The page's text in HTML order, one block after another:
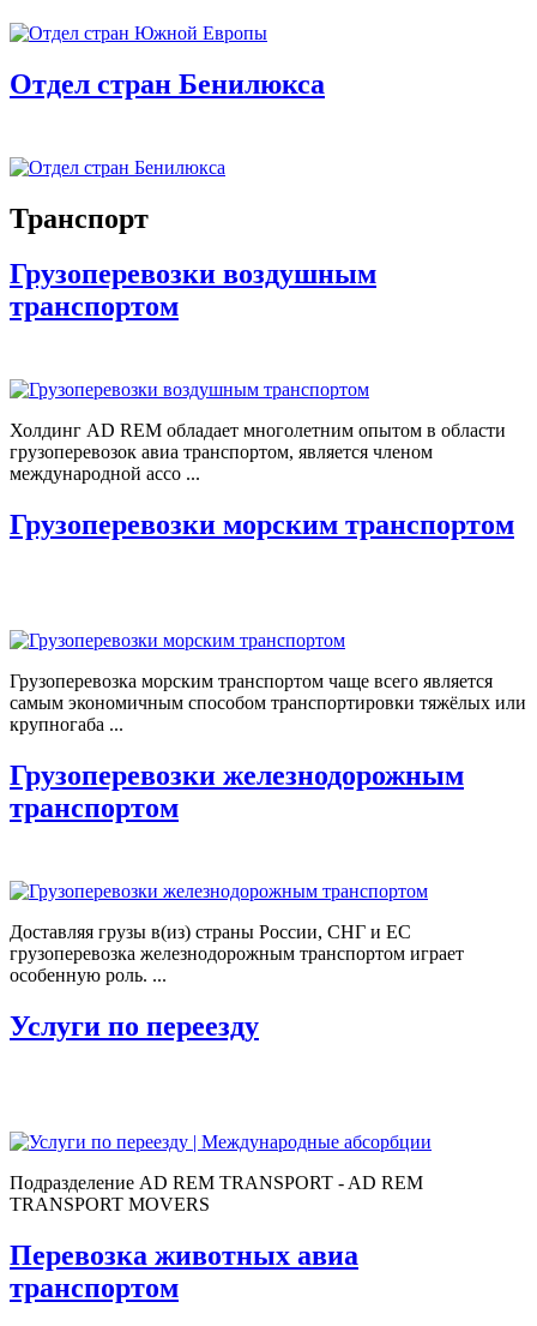
Отдел стран Бенилюкса
Транспорт
Грузоперевозки воздушным
транспортом
Холдинг AD REM обладает многолетним опытом в области
грузоперевозок авиа транспортом, является членом
международной ассо ...
Грузоперевозки морским транспортом
Грузоперевозка морским транспортом чаще всего является
самым экономичным способом транспортировки тяжёлых или
крупногаба ...
Грузоперевозки железнодорожным
транспортом
Доставляя грузы в(из) страны России, СНГ и ЕС
грузоперевозка железнодорожным транспортом играет
особенную роль. ...
Услуги по переезду
Подразделение AD REM TRANSPORT - AD REM
TRANSPORT MOVERS
Перевозка животных авиа
транспортом